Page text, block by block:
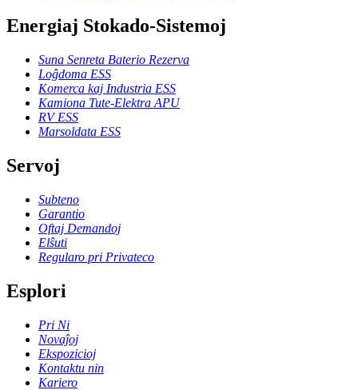
Energiaj Stokado-Sistemoj
Suna Senreta Baterio Rezerva
Loĝdoma ESS
Komerca kaj Industria ESS
Kamiona Tute-Elektra APU
RV ESS
Marsoldata ESS
Servoj
Subteno
Garantio
Oftaj Demandoj
Elŝuti
Regularo pri Privateco
Esplori
Pri Ni
Novaĵoj
Ekspozicioj
Kontaktu nin
Kariero